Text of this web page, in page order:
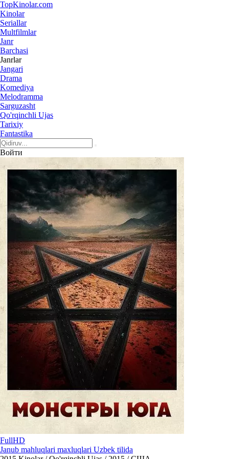
TopKinolar.com
Kinolar
Seriallar
Multfilmlar
Janr
Barchasi
Janrlar
Jangari
Drama
Komediya
Melodramma
Sarguzasht
Qo'rqinchli Ujas
Tarixiy
Fantastika
Войти
FullHD
Janub mahluqlari maxluqlari Uzbek tilida